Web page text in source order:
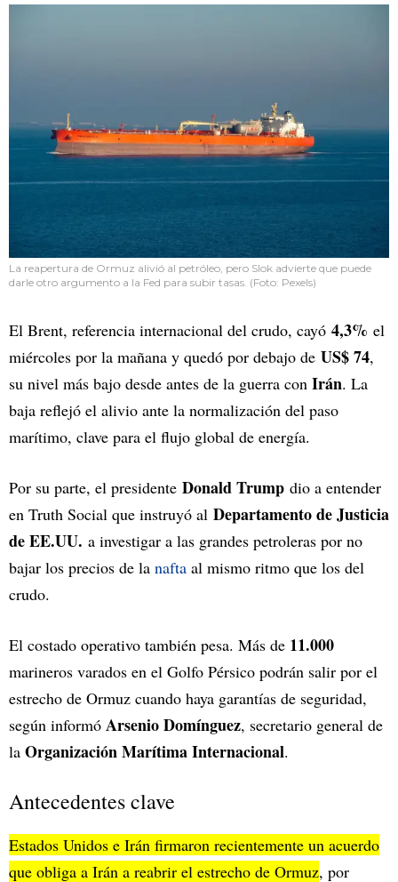
La reapertura de Ormuz alivió al petróleo, pero Slok advierte que puede
darle otro argumento a la Fed para subir tasas. (Foto: Pexels)
El Brent, referencia internacional del crudo, cayó 4,3% el
miércoles por la mañana y quedó por debajo de US$ 74,
su nivel más bajo desde antes de la guerra con Irán. La
baja reflejó el alivio ante la normalización del paso
marítimo, clave para el flujo global de energía.
Por su parte, el presidente Donald Trump dio a entender
en Truth Social que instruyó al Departamento de Justicia
de EE.UU. a investigar a las grandes petroleras por no
bajar los precios de la nafta al mismo ritmo que los del
crudo.
El costado operativo también pesa. Más de 11.000
marineros varados en el Golfo Pérsico podrán salir por el
estrecho de Ormuz cuando haya garantías de seguridad,
según informó Arsenio Domínguez, secretario general de
la Organización Marítima Internacional.
Antecedentes clave
Estados Unidos e Irán firmaron recientemente un acuerdo
que obliga a Irán a reabrir el estrecho de Ormuz, por